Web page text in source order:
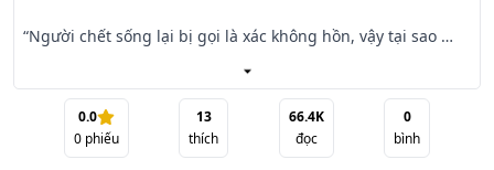
“Người chết sống lại bị gọi là xác không hồn, vậy tại sao
“«U Minh Huyết Độn» rõ ràng là dùng máu tươi của kẻ địch
để tạo lá chắn cho ta!”
0.0
0phiếu
13
thích
66.4K
đọc
0
bình